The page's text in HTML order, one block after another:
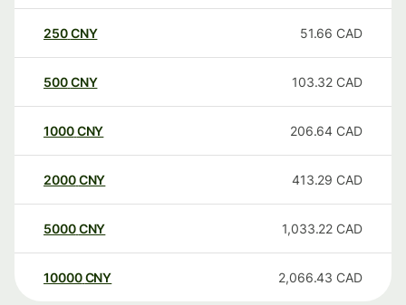
250CNY 51.66 CAD
500CNY 103.32 CAD
1000CNY 206.64 CAD
2000CNY 413.29 CAD
5000CNY 1,033.22 CAD
10000 CNY 2,066.43 CAD